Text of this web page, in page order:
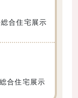
合住宅展示
合住宅展示